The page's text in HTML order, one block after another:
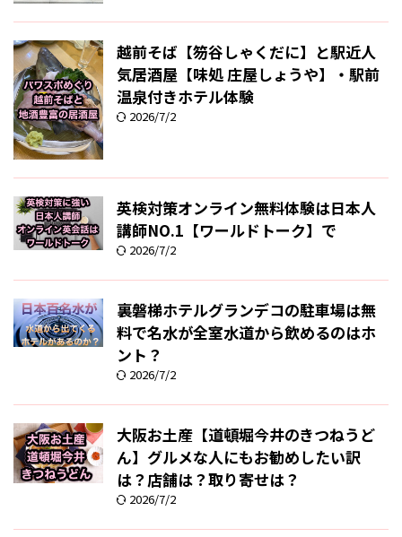
越前そば【笏谷しゃくだに】と駅近人
気居酒屋【味処 庄屋しょうや】・駅前
温泉付きホテル体験
2026/7/2
英検対策オンライン無料体験は日本人
講師NO.1【ワールドトーク】で
2026/7/2
裏磐梯ホテルグランデコの駐車場は無
料で名水が全室水道から飲めるのはホ
ント？
2026/7/2
大阪お土産【道頓堀今井のきつねうど
ん】グルメな人にもお勧めしたい訳
は？店舗は？取り寄せは？
2026/7/2